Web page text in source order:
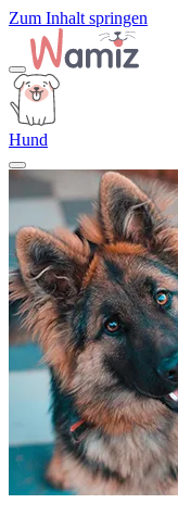
Zum Inhalt springen
Hund